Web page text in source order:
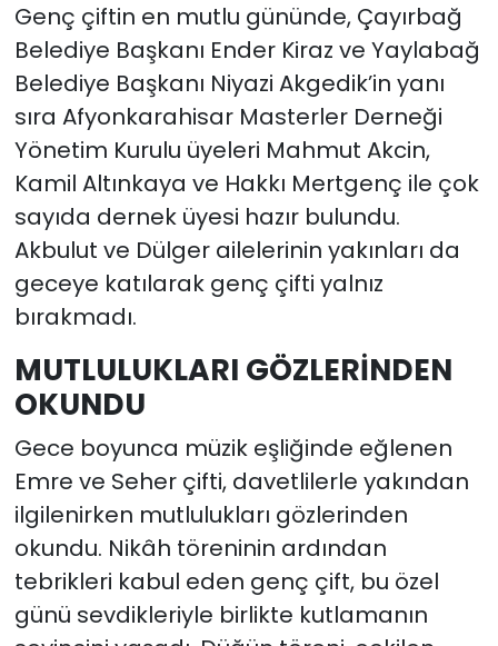
Genç çiftin en mutlu gününde, Çayırbağ
Belediye Başkanı Ender Kiraz ve Yaylabağ
Belediye Başkanı Niyazi Akgedik’in yanı
sıra Afyonkarahisar Masterler Derneği
Yönetim Kurulu üyeleri Mahmut Akcin,
Kamil Altınkaya ve Hakkı Mertgenç ile çok
sayıda dernek üyesi hazır bulundu.
Akbulut ve Dülger ailelerinin yakınları da
geceye katılarak genç çifti yalnız
bırakmadı.
MUTLULUKLARI GÖZLERİNDEN
OKUNDU
Gece boyunca müzik eşliğinde eğlenen
Emre ve Seher çifti, davetlilerle yakından
ilgilenirken mutlulukları gözlerinden
okundu. Nikâh töreninin ardından
tebrikleri kabul eden genç çift, bu özel
günü sevdikleriyle birlikte kutlamanın